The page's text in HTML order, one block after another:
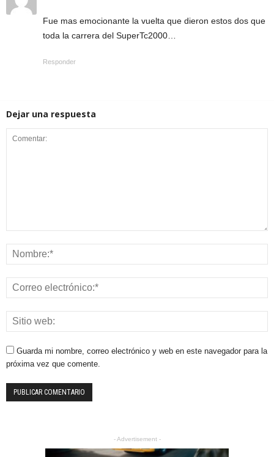
Fue mas emocionante la vuelta que dieron estos dos que
toda la carrera del SuperTc2000…
Responder
Dejar una respuesta
Guarda mi nombre, correo electrónico y web en este navegador para la
próxima vez que comente.
- Advertisement -